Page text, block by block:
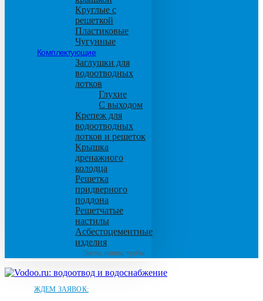
Круглые с
решеткой
Пластиковые
Чугунные
Комплектующие
Заглушки для
водоотводных
лотков
Глухие
С выходом
Крепеж для
водоотводных
лотков и решеток
Крышка
дренажного
колодца
Решетка
придверного
поддона
Решетчатые
настилы
Асбестоцементные
изделия
Листы, плиты, трубы
ЖДЕМ ЗАЯВОК: